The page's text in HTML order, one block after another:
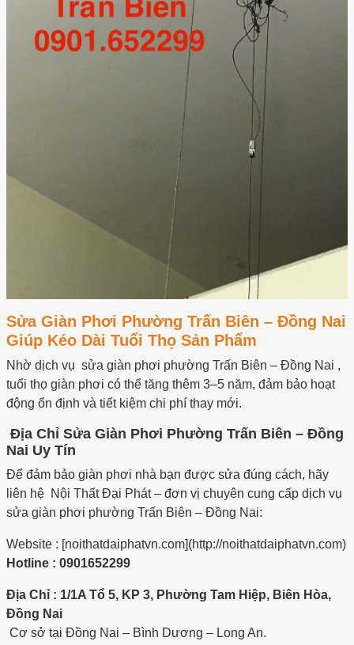
Sửa Giàn Phơi Phường Trấn Biên – Đồng Nai
Giúp Kéo Dài Tuổi Thọ Sản Phẩm
Nhờ dịch vụ sửa giàn phơi phường Trấn Biên – Đồng Nai ,
tuổi thọ giàn phơi có thể tăng thêm 3–5 năm, đảm bảo hoạt
động ổn định và tiết kiệm chi phí thay mới.
Địa Chỉ Sửa Giàn Phơi Phường Trấn Biên – Đồng
Nai Uy Tín
Để đảm bảo giàn phơi nhà bạn được sửa đúng cách, hãy
liên hệ Nội Thất Đại Phát – đơn vị chuyên cung cấp dịch vụ
sửa giàn phơi phường Trấn Biên – Đồng Nai:
Website : [noithatdaiphatvn.com](http://noithatdaiphatvn.com)
Hotline : 0901652299
Địa Chỉ : 1/1A Tổ 5, KP 3, Phường Tam Hiệp, Biên Hòa,
Đồng Nai
Cơ sở tại Đồng Nai – Bình Dương – Long An.